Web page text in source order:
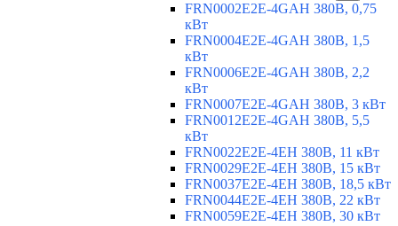
FRN0002E2E-4GAH 380В, 0,75
кВт
FRN0004E2E-4GAH 380В, 1,5
кВт
FRN0006E2E-4GAH 380В, 2,2
кВт
FRN0007E2E-4GAH 380В, 3 кВт
FRN0012E2E-4GAH 380В, 5,5
кВт
FRN0022E2E-4EH 380В, 11 кВт
FRN0029E2E-4EH 380В, 15 кВт
FRN0037E2E-4EH 380В, 18,5 кВт
FRN0044E2E-4EH 380В, 22 кВт
FRN0059E2E-4EH 380В, 30 кВт